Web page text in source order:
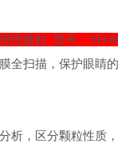
性微粒 型号：YH-
全扫描，保护眼睛
析，区分颗粒性质